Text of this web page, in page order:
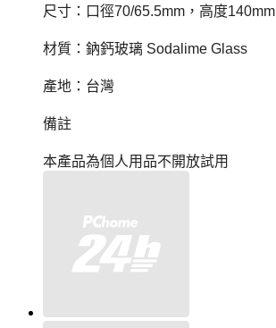
尺寸：口徑70/65.5mm ，高度140mm
材質：鈉鈣玻璃 Sodalime Glass
產地：台灣
備註
本產品為個人用品不開放試用